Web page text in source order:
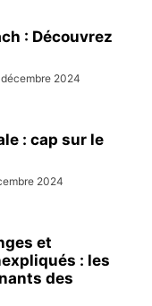
: Découvrez
décembre 2024
: cap sur le
2024
et
: les
des